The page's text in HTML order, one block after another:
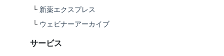
└ 新薬エクスプレス
└ ウェビナーアーカイブ
サービス